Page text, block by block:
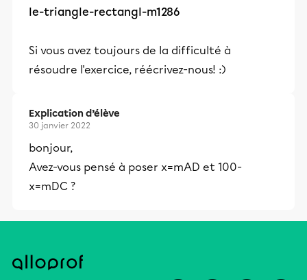
le-triangle-rectangl-m1286
Si vous avez toujours de la difficulté à
résoudre l'exercice, réécrivez-nous! :)
Explication d’élève
30 janvier 2022
bonjour,
Avez-vous pensé à poser x=mAD et 100-
x=mDC ?